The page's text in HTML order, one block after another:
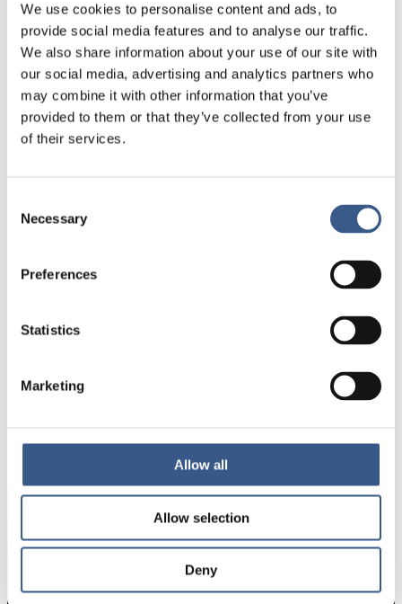
We use cookies to personalise content and ads, to
provide social media features and to analyse our traffic.
We also share information about your use of our site with
our social media, advertising and analytics partners who
may combine it with other information that you’ve
provided to them or that they’ve collected from your use
of their services.
Selection
Necessary
Preferences
Statistics
Marketing
Allow all
Allow selection
Deny
lågutbildade
Panel
Sven-Olov Daunfeldt , chefsekonom Svenskt
Näringsliv.
Laura Hartman
Mikael Sjöberg
ledare UIL
Receive newsletters and notifications about
Name *